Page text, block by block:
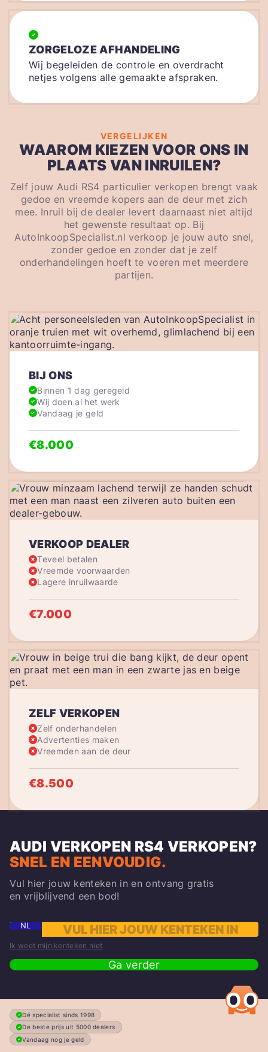
ZORGELOZE AFHANDELING
Wij begeleiden de controle en overdracht
netjes volgens alle gemaakte afspraken.
VERGELIJKEN
WAAROM KIEZEN VOOR ONS IN
PLAATS VAN INRUILEN?
Zelf jouw Audi RS4 particulier verkopen brengt vaak
gedoe en vreemde kopers aan de deur met zich
mee. Inruil bij de dealer levert daarnaast niet altijd
het gewenste resultaat op. Bij
AutoInkoopSpecialist.nl verkoop je jouw auto snel,
zonder gedoe en zonder dat je zelf
onderhandelingen hoeft te voeren met meerdere
partijen.
VERKOOP DEALER
Teveel betalen
Vreemde voorwaarden
Lagere inruilwaarde
€7.000
BIJ ONS
Binnen 1 dag geregeld
Wij doen al het werk
Vandaag je geld
€8.000
ZELF VERKOPEN
Zelf onderhandelen
Advertenties maken
Vreemden aan de deur
€8.500
AUDI VERKOPEN RS4 VERKOPEN?
SNEL EN EENVOUDIG.
Vul hier jouw kenteken in en ontvang gratis
en vrijblijvend een bod!
NL
Ik weet mijn kenteken niet
Ga verder
Dé specialist sinds 1998
De beste prijs uit 5000 dealers
Vandaag nog je geld